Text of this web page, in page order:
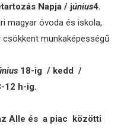
Napja / június4.
magyar óvoda és iskola,
munkaképességű
18-ig / kedd /
12 h-ig.
Alle és a piac közötti